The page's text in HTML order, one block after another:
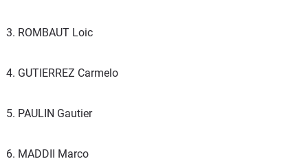
3. ROMBAUT Loic
4. GUTIERREZ Carmelo
5. PAULIN Gautier
6. MADDII Marco